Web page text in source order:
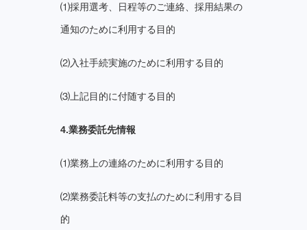
⑴採用選考、日程等のご連絡、採用結果の
通知のために利用する目的
⑵入社手続実施のために利用する目的
⑶上記目的に付随する目的
4.業務委託先情報
⑴業務上の連絡のために利用する目的
⑵業務委託料等の支払のために利用する目
的